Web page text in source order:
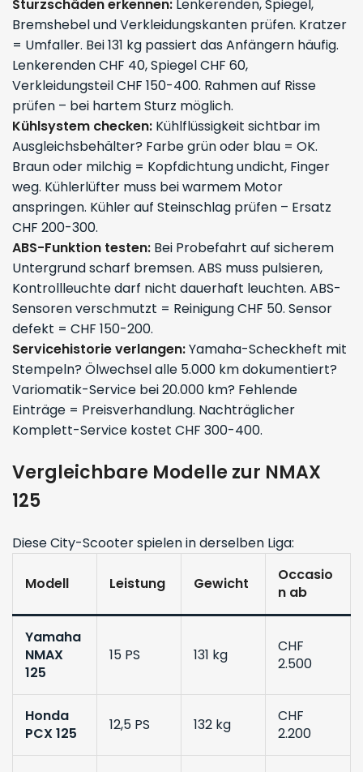
Sturzschäden erkennen: Lenkerenden, Spiegel,
Bremshebel und Verkleidungskanten prüfen. Kratzer
= Umfaller. Bei 131 kg passiert das Anfängern häufig.
Lenkerenden CHF 40, Spiegel CHF 60,
Verkleidungsteil CHF 150-400. Rahmen auf Risse
prüfen – bei hartem Sturz möglich.
Kühlsystem checken: Kühlflüssigkeit sichtbar im
Ausgleichsbehälter? Farbe grün oder blau = OK.
Braun oder milchig = Kopfdichtung undicht, Finger
weg. Kühlerlüfter muss bei warmem Motor
anspringen. Kühler auf Steinschlag prüfen – Ersatz
CHF 200-300.
ABS-Funktion testen: Bei Probefahrt auf sicherem
Untergrund scharf bremsen. ABS muss pulsieren,
Kontrollleuchte darf nicht dauerhaft leuchten. ABS-
Sensoren verschmutzt = Reinigung CHF 50. Sensor
defekt = CHF 150-200.
Servicehistorie verlangen:Yamaha-Scheckheft mit
Stempeln? Ölwechsel alle 5.000 km dokumentiert?
Variomatik-Service bei 20.000 km? Fehlende
Einträge = Preisverhandlung. Nachträglicher
Komplett-Service kostet CHF 300-400.
Vergleichbare Modelle zur NMAX
125
Diese City-Scooter spielen in derselben Liga:
Modell Leistung Gewicht
Occasio
n ab
Yamaha
NMAX
125
15 PS 131 kg
CHF
2.500
Honda
PCX 125
12,5 PS 132 kg
CHF
2.200